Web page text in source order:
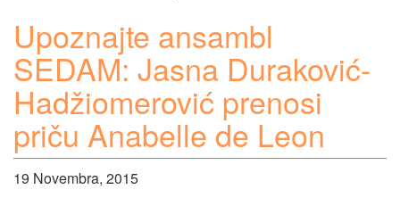
Upoznajte ansambl
SEDAM: Jasna Duraković-
Hadžiomerović prenosi
priču Anabelle de Leon
19 Novembra, 2015